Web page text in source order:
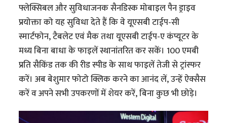
फ्लेक्सिबल और सुविधाजनक सैनडिस्क मोबाइल पैन ड्राइव
प्रयोक्ता को यह सुविधा देते हैं कि वे यूएसबी टाईप-सी
स्मार्टफोन, टैबलेट एवं मैक तथा यूएसबी टाईप-ए कंप्यूटर के
मध्य बिना बाधा के फाइलें स्थानांतरित कर सकें। 100 एमबी
प्रति सैकिंड तक की रीड स्पीड के साथ फाइलें तेजी से ट्रांस्फर
करें। अब बेशुमार फोटो क्लिक करने का आनंद लें, उन्हें ऐक्सैस
करें व अपने सभी उपकरणों में शेयर करें, बिना कुछ भी छोड़े।